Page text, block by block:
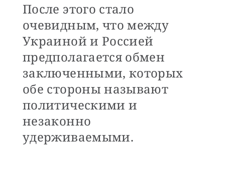
После этого стало
очевидным, что между
Украиной и Россией
предполагается обмен
заключенными, которых
обе стороны называют
политическими и
незаконно
удерживаемыми.